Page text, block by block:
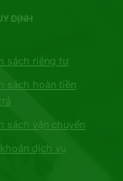
ĐỊNH
sách riêng tư
sách hoàn tiền
sách vận chuyển
dịch vụ